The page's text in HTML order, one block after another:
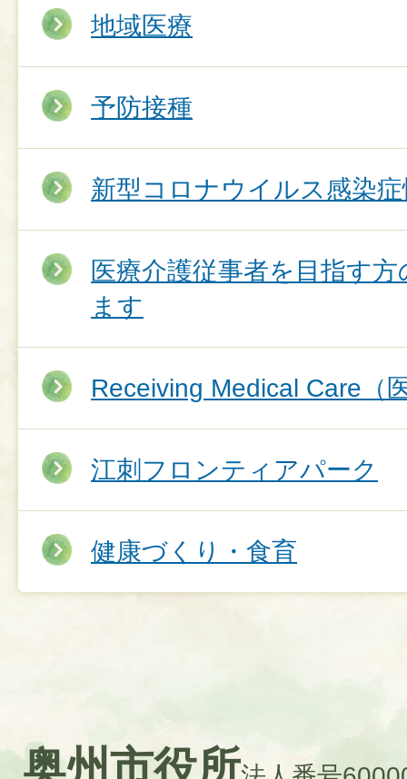
地域医療
予防接種
新型コロナウイルス感染
医療介護従事者を目指す
ます
Receiving Medical Care（
江刺フロンティアパーク
健康づくり・食育
奥州市役所